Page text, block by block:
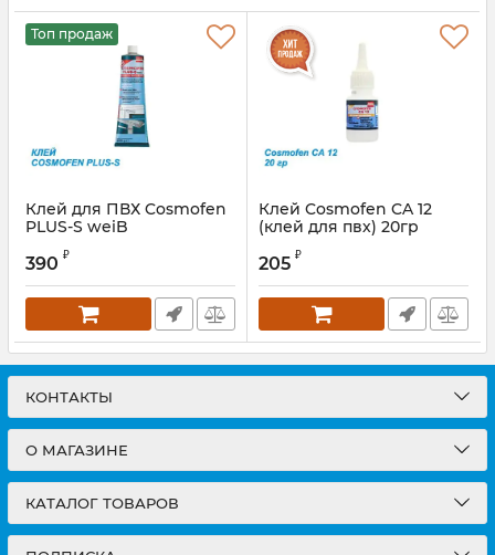
Топ продаж
Клей для ПВХ Cosmofen
PLUS-S weiB
Артикул:
390 ₽
Клей Cosmofen CA 12
(клей для пвх) 20гр
Артикул:
205 ₽
КОНТАКТЫ
О МАГАЗИНЕ
КАТАЛОГ ТОВАРОВ